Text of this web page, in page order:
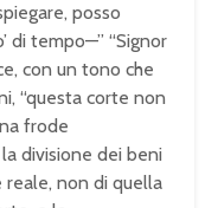
posso
di tempo—” “Signor
con un tono che
“questa corte non
frode
divisione dei beni
reale, non di quella